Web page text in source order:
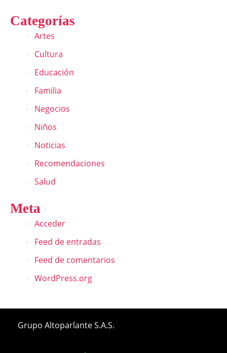
Categorías
Artes
Cultura
Educación
Familia
Negocios
Niños
Noticias
Recomendaciones
Salud
Meta
Acceder
Feed de entradas
Feed de comentarios
WordPress.org
Grupo Altoparlante S.A.S.